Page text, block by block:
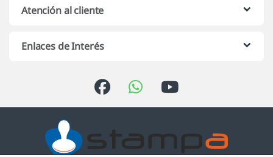
Atención al cliente
Enlaces de Interés